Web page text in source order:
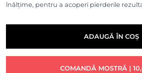
înălțime, pentru a acoperi pierderile
ADAUGĂ ÎN COȘ
COMANDĂ MOSTRĂ |